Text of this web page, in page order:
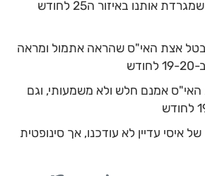
בטווח ההזוי, מערכת שמגרדת אותנו באיזור ה25 לחודש
אצת האי"ס שהראה אתמול ומראה
אמנם חלש ולא משמעותי, וגם
איסי עדיין לא עודכנו, אך סינופטית